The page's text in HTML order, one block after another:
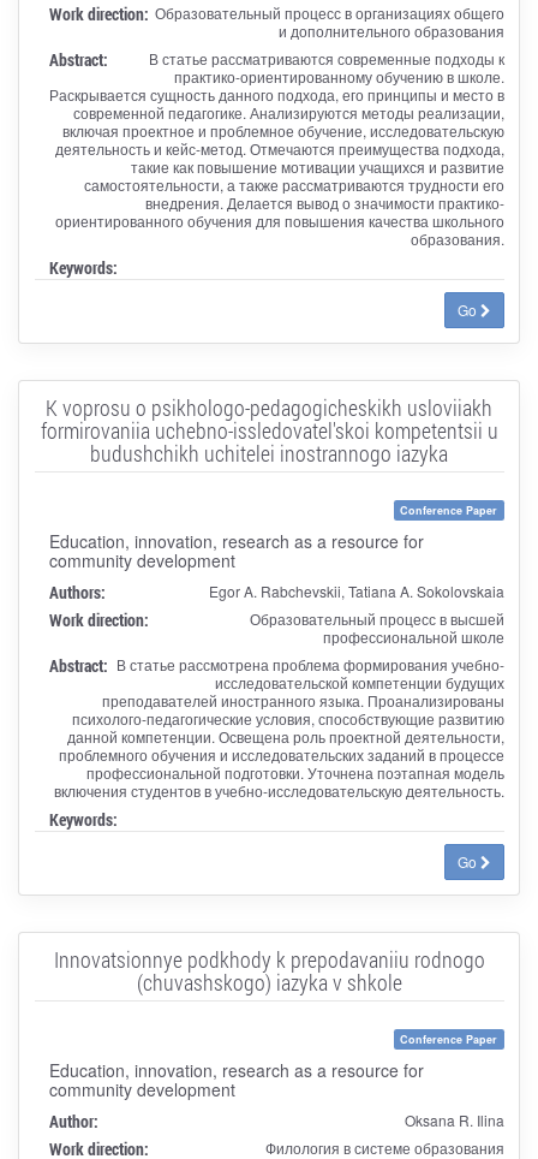
Work direction: Образовательный процесс в организациях общего
и дополнительного образования
Abstract:
В статье рассматриваются современные подходы к
практико-ориентированному обучению в школе.
Раскрывается сущность данного подхода, его принципы и место в
современной педагогике. Анализируются методы реализации,
включая проектное и проблемное обучение, исследовательскую
деятельность и кейс-метод. Отмечаются преимущества подхода,
такие как повышение мотивации учащихся и развитие
самостоятельности, а также рассматриваются трудности его
внедрения. Делается вывод о значимости практико-
ориентированного обучения для повышения качества школьного
образования.
Keywords:
Go
K voprosu o psikhologo-pedagogicheskikh usloviiakh
formirovaniia uchebno-issledovatel'skoi kompetentsii u
budushchikh uchitelei inostrannogo iazyka
Conference Paper
Education, innovation, research as a resource for
community development
Authors: Egor A. Rabchevskii, Tatiana A. Sokolovskaia
Work direction:
Образовательный процесс в высшей
профессиональной школе
Abstract: В статье рассмотрена проблема формирования учебно-
исследовательской компетенции будущих
преподавателей иностранного языка. Проанализированы
психолого-педагогические условия, способствующие развитию
данной компетенции. Освещена роль проектной деятельности,
проблемного обучения и исследовательских заданий в процессе
профессиональной подготовки. Уточнена поэтапная модель
включения студентов в учебно-исследовательскую деятельность.
Keywords:
Go
Innovatsionnye podkhody k prepodavaniiu rodnogo
(chuvashskogo) iazyka v shkole
Conference Paper
Education, innovation, research as a resource for
community development
Author: Oksana R. Ilina
Work direction: Филология в системе образования